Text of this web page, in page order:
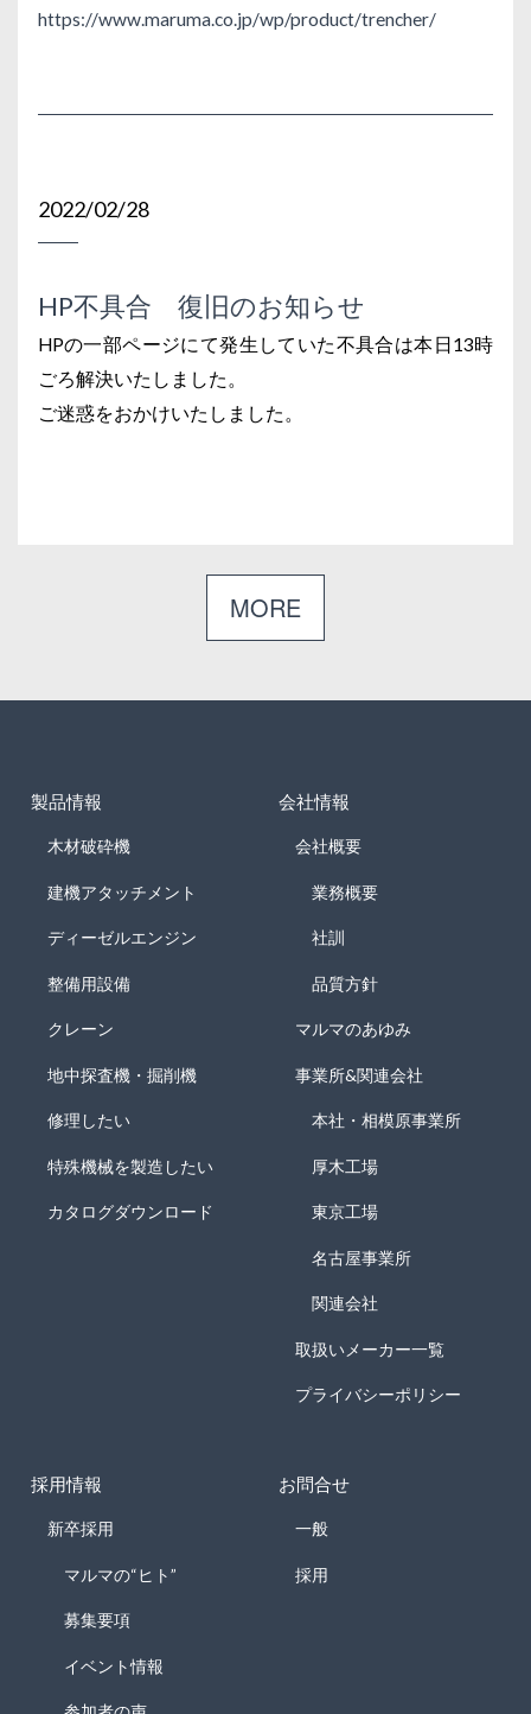
https://www.maruma.co.jp/wp/product/trencher/
2022/02/28
HP不具合 復旧のお知らせ
HPの一部ページにて発生していた不具合は本日13時
ごろ解決いたしました。
ご迷惑をおかけいたしました。
製品情報
木材破砕機
建機アタッチメント
ディーゼルエンジン
整備用設備
クレーン
地中探査機・掘削機
修理したい
特殊機械を製造したい
カタログダウンロード
会社情報
会社概要
業務概要
社訓
品質方針
マルマのあゆみ
事業所&関連会社
本社・相模原事業所
厚木工場
東京工場
名古屋事業所
関連会社
取扱いメーカー一覧
プライバシーポリシー
採用情報
新卒採用
マルマの“ヒト”
募集要項
イベント情報
お問合せ
一般
採用